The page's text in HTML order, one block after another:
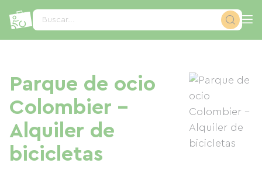
Buscar...
Parque de ocio
Colombier -
Alquiler de
bicicletas
Panel de gestión de cookies